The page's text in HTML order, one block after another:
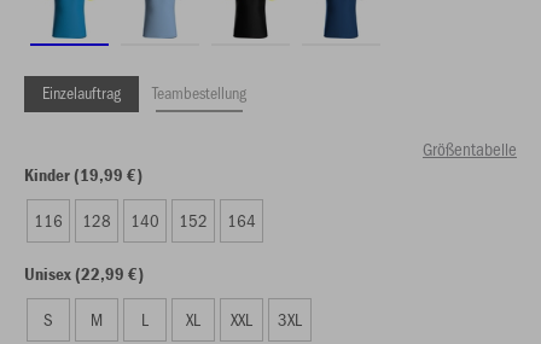
Einzelauftrag Teambestellung
Größentabelle
Kinder (19,99 €)
116 128 140 152 164
Unisex (22,99 €)
S M L XL XXL 3XL